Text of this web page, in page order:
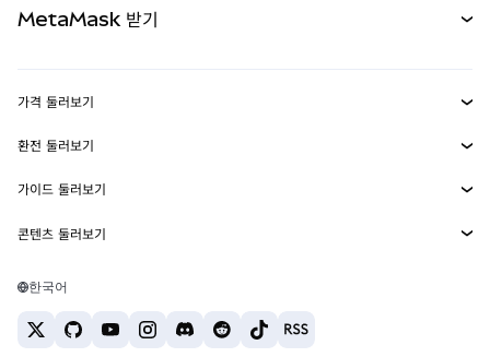
실물자산
MetaMask Connect
Snaps
웹3 서비스
MetaMask 받기
보안
고객 지원
채용
가격 둘러보기
이더리움 가격
솔라나 가격
테더 가격
환전 둘러보기
ETH를 USD로 환전
USDT를 INR로 환전
BTC를 INR로 환전
ETH를 USDT로 환전
가이드 둘러보기
ETH 매수
USDT 매수
콘텐츠 둘러보기
솔라나 지갑
한국어